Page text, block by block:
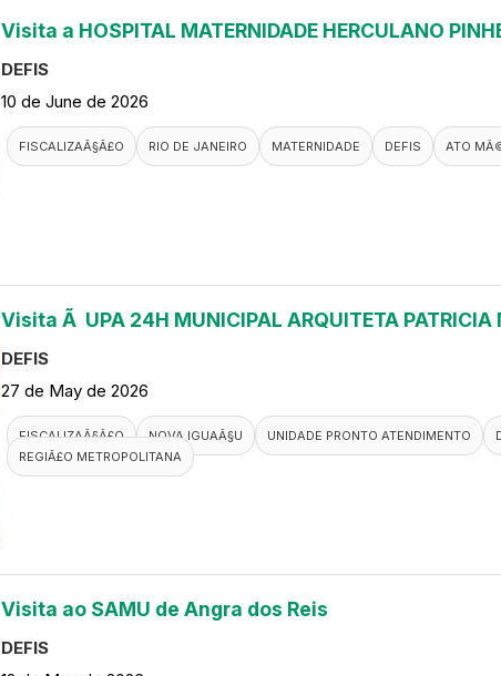
Visita a HOSPITAL MATERNIDADE HERCULANO
DEFIS
10 de June de 2026
FISCALIZAÃ§Ã£O RIO DE JANEIRO MATERNIDADE DEFIS ATO
Visita Ã UPA 24H MUNICIPAL ARQUITETA PATRICIA
DEFIS
27 de May de 2026
FISCALIZAÃ§Ã£O NOVA IGUAÃ§U UNIDADE PRONTO ATENDIMENTO
REGIÃ£O METROPOLITANA
Visita ao SAMU de Angra dos Reis
DEFIS